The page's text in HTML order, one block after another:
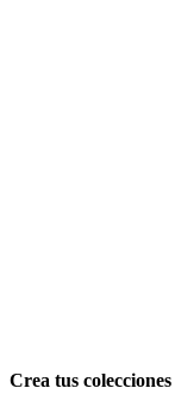
Crea tus colecciones